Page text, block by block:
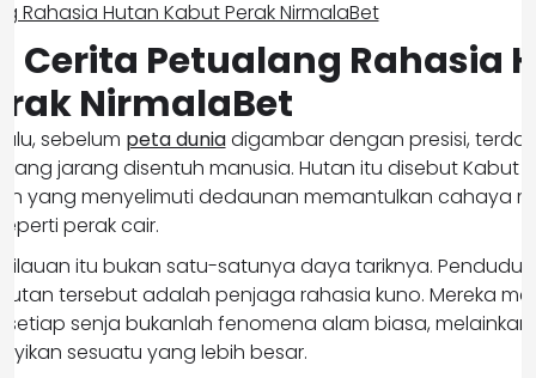
Cerita Petualang Rahasia
NirmalaBet
sebelum peta duniadigambar dengan presisi,
jarang disentuh manusia. Hutan itu disebut Kabut
yang menyelimuti dedaunan memantulkan cahaya
perak cair.
kilauan itu bukan satu-satunya daya tariknya.
tersebut adalah penjaga rahasia kuno. Mereka
senja bukanlah fenomena alam biasa,
sesuatu yang lebih besar.